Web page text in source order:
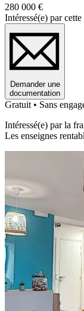
280 000 €
Intéressé(e) par
Demander une
documentation
Gratuit • Sans
Intéressé(e) par la
Les enseignes